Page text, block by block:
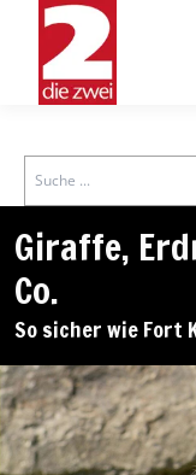
Search
Giraffe,
Co.
So sicher wie Fort